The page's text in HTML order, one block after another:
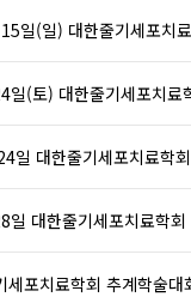
일(일) 대한줄기세포치
일(토) 대한줄기세포치료
일 대한줄기세포치료학
일 대한줄기세포치료학
포치료학회 추계학술대